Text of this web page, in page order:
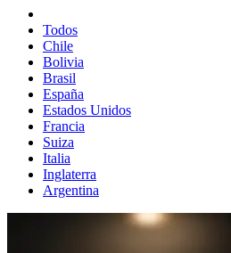
Todos
Chile
Bolivia
Brasil
España
Estados Unidos
Francia
Suiza
Italia
Inglaterra
Argentina